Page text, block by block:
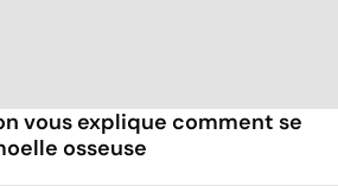
vous explique comment se
osseuse